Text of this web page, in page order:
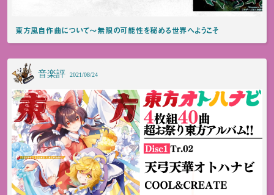
東方風自作曲について～無限の可能性を秘める世界へようこそ
音楽評 2021/08/24